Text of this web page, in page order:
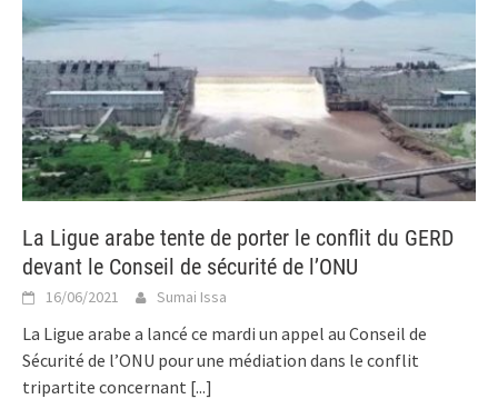
La Ligue arabe tente de porter le conflit du GERD
devant le Conseil de sécurité de l’ONU
16/06/2021 Sumai Issa
La Ligue arabe a lancé ce mardi un appel au Conseil de
Sécurité de l’ONU pour une médiation dans le conflit
tripartite concernant [...]